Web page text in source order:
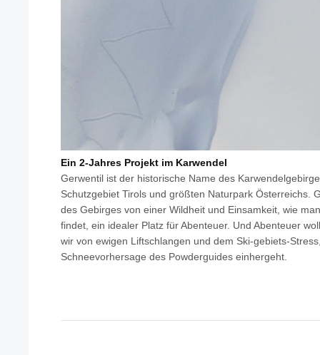
Ein 2-Jahres Projekt im Karwendel
Gerwentil ist der historische Name des
Schutzgebiet Tirols und größten Naturpark Österreichs.
des Gebirges von einer Wildheit und Einsamkeit, wie
findet, ein idealer Platz für Abenteuer. Und Abenteuer
wir von ewigen Liftschlangen und dem Ski-gebiets-
Schneevorhersage des Powderguides einhergeht.